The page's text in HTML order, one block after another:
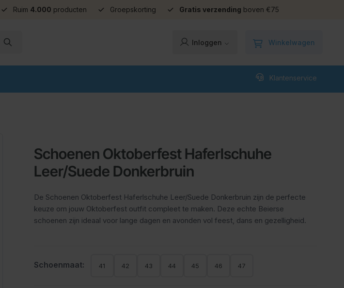
Ruim 4.000 producten Groepskorting Gratis verzending boven €75
Inloggen Winkelwagen
Klantenservice
Schoenen Oktoberfest Haferlschuhe
Leer/Suede Donkerbruin
De Schoenen Oktoberfest Haferlschuhe Leer/Suede Donkerbruin zijn de perfecte
keuze om jouw Oktoberfest outfit compleet te maken. Deze echte Beierse
schoenen zijn ideaal voor lange dagen en avonden vol feest, dans en gezelligheid.
Schoenmaat: 41 42 43 44 45 46 47